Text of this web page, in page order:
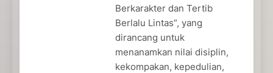
Berkarakter dan Tertib
Berlalu Lintas”, yang
dirancang untuk
menanamkan nilai disiplin,
kekompakan, kepedulian,